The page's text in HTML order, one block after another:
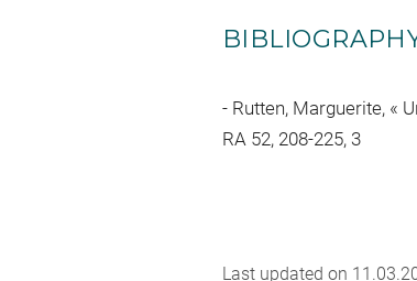
Rutten, Marguerite, «
RA 52, 208-225, 3
Last updated on